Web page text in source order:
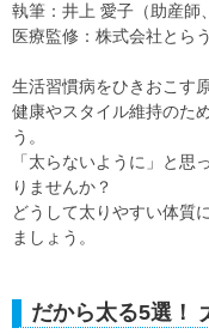
執筆：井上 愛子（助産師
医療監修：株式会社とら
生活習慣病をひきおこす
健康やスタイル維持のた
う。
「太らないように」と思
りませんか？
どうして太りやすい体質
ましょう。
だから太る5選！